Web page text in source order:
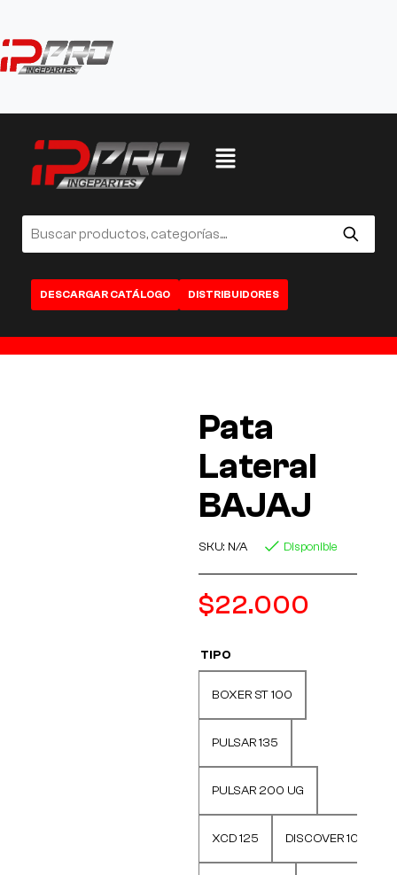
DESCARGAR CATÁLOGO DISTRIBUIDORES
Pata
Lateral
BAJAJ
SKU: N/A Disponible
$22.000
TIPO
BOXER ST 100
PULSAR 135
PULSAR 200 UG
XCD 125 DISCOVER 100